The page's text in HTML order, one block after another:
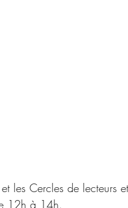
les Cercles de lecteurs
12h à 14h.